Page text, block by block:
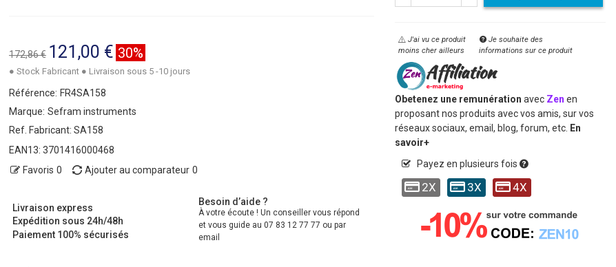
172,86 € 121,00 € 30%
● Stock Fabricant ● Livraison sous 5 -10 jours
Référence: FR4SA158
Marque: Sefram instruments
Ref. Fabricant: SA158
EAN13: 3701416000468
Favoris 0 Ajouter au comparateur 0
Livraison express
Expédition sous 24h/48h
Paiement 100% sécurisés
Besoin d’aide ?
À votre écoute ! Un conseiller vous répond
et vous guide au 07 83 12 77 77 ou par
email
J'ai vu ce produit
moins cher ailleurs
Je souhaite des
informations sur ce produit
Obetenez une remunération avec Zen en
proposant nos produits avec vos amis, sur vos
réseaux sociaux, email, blog, forum, etc. En
savoir+
Payez en plusieurs fois
2X 3X 4X